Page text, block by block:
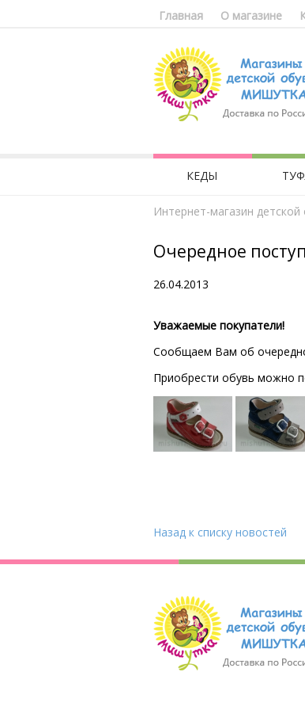
Главная О магазине
КЕДЫ
Интернет-магазин
Очередное
26.04.2013
Уважаемые покупатели!
Cообщаем Вам об
Приобрести обувь можно
Назад к списку новостей